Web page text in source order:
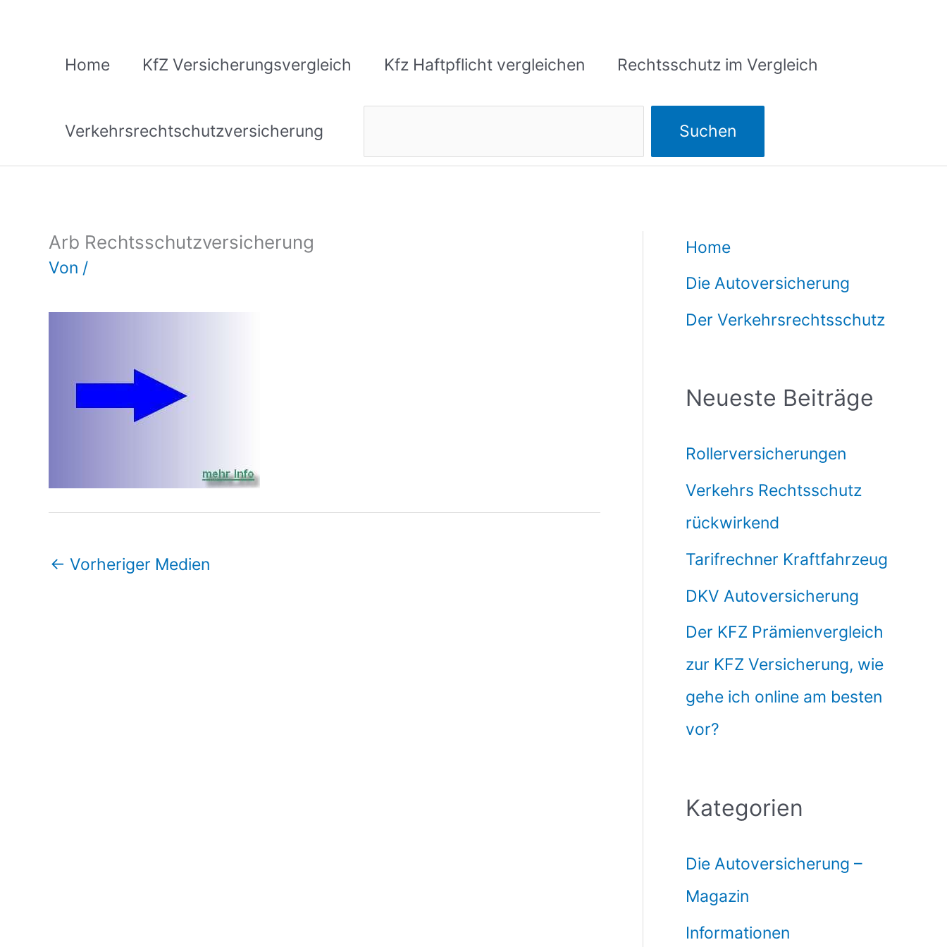
Home KfZ Versicherungsvergleich Kfz Haftpflicht vergleichen Rechtsschutz im Vergleich
Verkehrsrechtschutzversicherung Suchen
Arb Rechtsschutzversicherung
Von /
← Vorheriger Medien
Home
Die Autoversicherung
Der Verkehrsrechtsschutz
Neueste Beiträge
Rollerversicherungen
Verkehrs Rechtsschutz
rückwirkend
Tarifrechner Kraftfahrzeug
DKV Autoversicherung
Der KFZ Prämienvergleich
zur KFZ Versicherung, wie
gehe ich online am besten
vor?
Kategorien
Die Autoversicherung –
Magazin
Informationen